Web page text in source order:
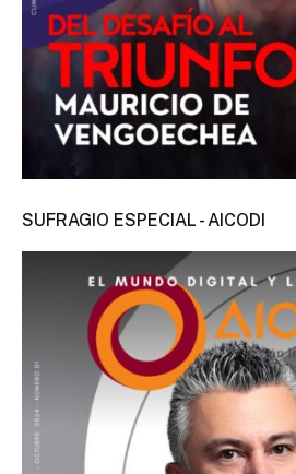
SUFRAGIO ESPECIAL - AICODI